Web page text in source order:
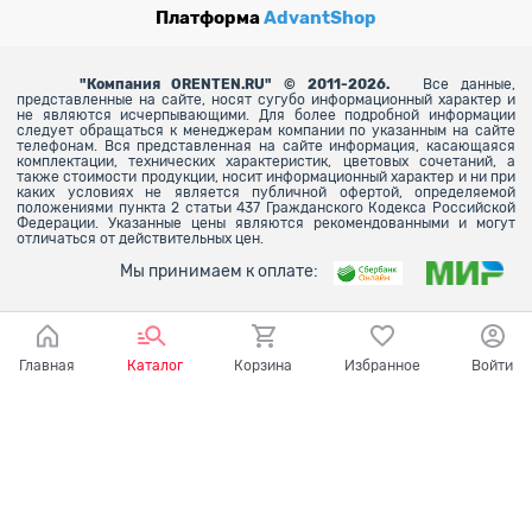
ПлатформаAdvantShop
" Компания ORENTEN.RU" © 2011-2026.
Все данные,
представленные на сайте, носят сугубо информационный характер и
не являются исчерпывающими. Для более подробной информации
следует обращаться к менеджерам компании по указанным на сайте
телефонам. Вся представленная на сайте информация, касающаяся
комплектации, технических характеристик, цветовых сочетаний, а
также стоимости продукции, носит информационный характер и ни при
каких условиях не является публичной офертой, определяемой
положениями пункта 2 статьи 437 Гражданского Кодекса Российской
Федерации. Указанные цены являются рекомендованными и могут
отличаться от действительных цен.
Мы принимаем к оплате:
Главная Каталог Корзина Избранное Войти